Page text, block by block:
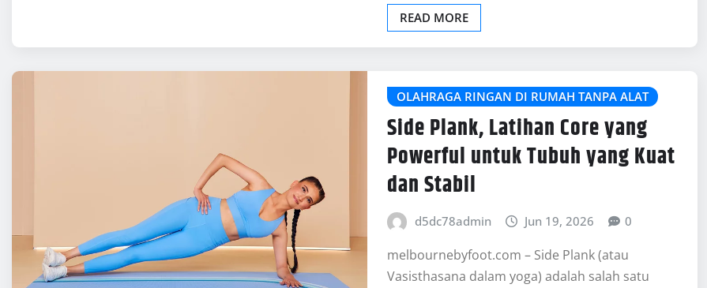
READ MORE
OLAHRAGA RINGAN DI RUMAH TANPA ALAT
Side Plank, Latihan Core yang
Powerful untuk Tubuh yang Kuat
dan Stabil
d5dc78admin Jun 19, 2026 0
melbournebyfoot.com – Side Plank (atau
Vasisthasana dalam yoga) adalah salah satu